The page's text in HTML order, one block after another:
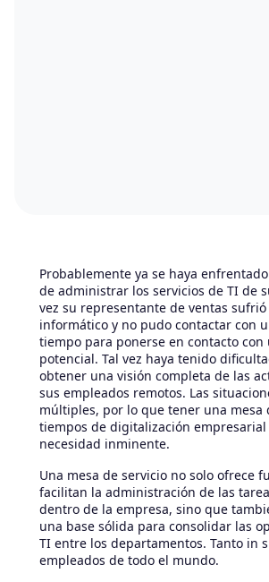
Probablemente ya se haya
de administrar los servicios de TI de
vez su representante de ventas
informático y no pudo contactar con
tiempo para ponerse en contacto con
potencial. Tal vez haya tenido
obtener una visión completa de las
sus empleados remotos. Las
múltiples, por lo que tener una mesa
tiempos de digitalización empresarial
necesidad inminente.
Una mesa de servicio no solo ofrece
facilitan la administración de las
dentro de la empresa, sino que
una base sólida para consolidar las
TI entre los departamentos. Tanto in
empleados de todo el mundo.